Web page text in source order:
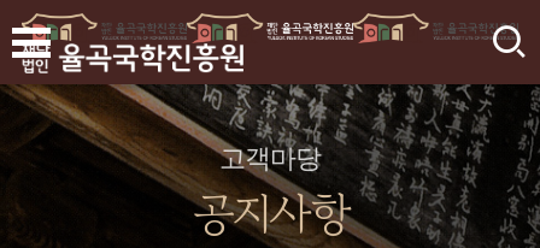
검
고객마당
공지사항